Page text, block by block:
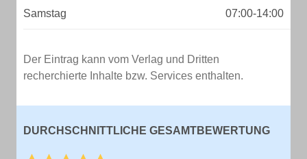
Samstag 07:00-14:00
Der Eintrag kann vom Verlag und Dritten
recherchierte Inhalte bzw. Services enthalten.
DURCHSCHNITTLICHE GESAMTBEWERTUNG